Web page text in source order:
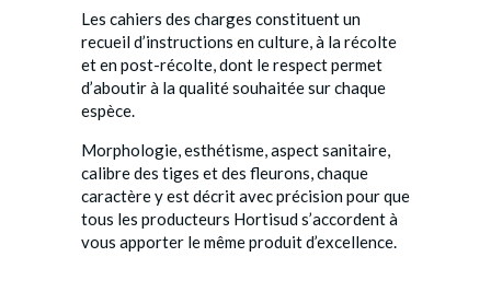
Les cahiers des charges constituent un
recueil d’instructions en culture, à la récolte
et en post-récolte, dont le respect permet
d’aboutir à la qualité souhaitée sur chaque
espèce.
Morphologie, esthétisme, aspect sanitaire,
calibre des tiges et des fleurons, chaque
caractère y est décrit avec précision pour que
tous les producteurs Hortisud s’accordent à
vous apporter le même produit d’excellence.